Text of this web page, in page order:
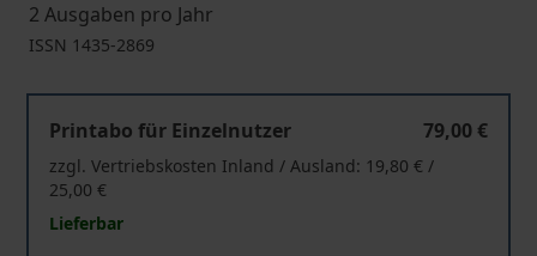
2 Ausgaben pro Jahr
ISSN 1435-2869
Printabo für Einzelnutzer
79,00 €
zzgl. Vertriebskosten Inland / Ausland: 19,80 € /
25,00 €
Lieferbar